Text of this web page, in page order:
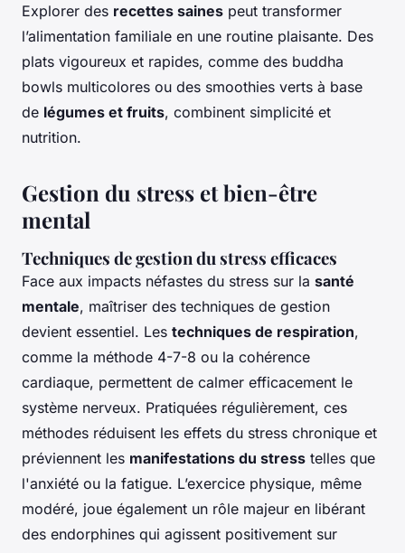
Explorer des recettes saines peut transformer
l’alimentation familiale en une routine plaisante. Des
plats vigoureux et rapides, comme des buddha
bowls multicolores ou des smoothies verts à base
de légumes et fruits, combinent simplicité et
nutrition.
Gestion du stress et bien-être
mental
Techniques de gestion du stress efficaces
Face aux impacts néfastes du stress sur la santé
mentale, maîtriser des techniques de gestion
devient essentiel. Les techniques de respiration,
comme la méthode 4-7-8 ou la cohérence
cardiaque, permettent de calmer efficacement le
système nerveux. Pratiquées régulièrement, ces
méthodes réduisent les effets du stress chronique et
préviennent les manifestations du stress telles que
l'anxiété ou la fatigue. L’exercice physique, même
modéré, joue également un rôle majeur en libérant
des endorphines qui agissent positivement sur